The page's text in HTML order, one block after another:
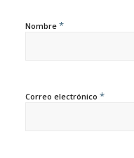
Nombre *
Correo electrónico *